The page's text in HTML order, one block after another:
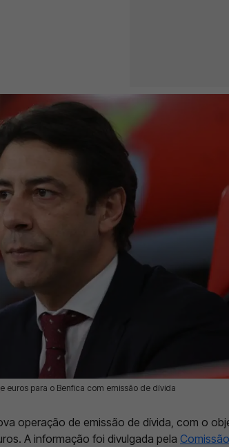
euros para o Benfica com emissão de dívida
operação de emissão de dívida, com o
A informação foi divulgada pela